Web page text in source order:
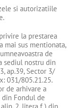
si autorizatiile
la prestarea
mai sus mentionata,
de
sediul nostru din
ap.39, Sector 3/
031/805.21.25.
de arhivare a
Fondul de